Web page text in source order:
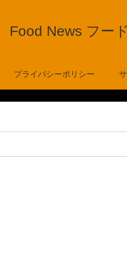
Food News フー
プライバシーポリシー